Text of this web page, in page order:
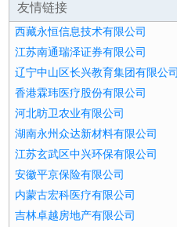
友情链接
西藏永恒信息技术有限公司
江苏南通瑞泽证券有限公司
辽宁中山区长兴教育集团有限公司
香港霖玮医疗股份有限公司
河北昉卫农业有限公司
湖南永州众达新材料有限公司
江苏玄武区中兴环保有限公司
安徽平京保险有限公司
内蒙古宏科医疗有限公司
吉林卓越房地产有限公司